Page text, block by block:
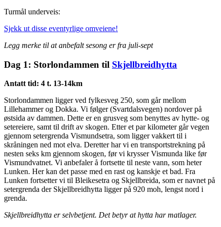
Turmål underveis:
Sjekk ut disse eventyrlige omveiene!
Legg merke til at anbefalt sesong er fra juli-sept
Dag 1: Storlondammen til Skjellbreidhytta
Antatt tid: 4 t. 13-14km
Storlondammen ligger ved fylkesveg 250, som går mellom
Lillehammer og Dokka. Vi følger (Svartdalsvegen) nordover på
østsida av dammen. Dette er en grusveg som benyttes av hytte- og
setereiere, samt til drift av skogen. Etter et par kilometer går vegen
gjennom setergrenda Vismundsetra, som ligger vakkert til i
skråningen ned mot elva. Deretter har vi en transportstrekning på
nesten seks km gjennom skogen, før vi krysser Vismunda like før
Vismundvatnet. Vi anbefaler å fortsette til neste vann, som heter
Lunken. Her kan det passe med en rast og kanskje et bad. Fra
Lunken fortsetter vi til Bleikesetra og Skjellbreida, som er navnet på
setergrenda der Skjellbreidhytta ligger på 920 moh, lengst nord i
grenda.
Skjellbreidhytta er selvbetjent. Det betyr at hytta har matlager.